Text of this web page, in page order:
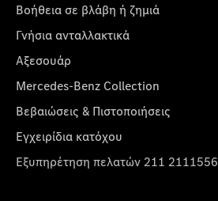
Βοήθεια σε βλάβη ή ζημιά
Γνήσια ανταλλακτικά
Αξεσουάρ
Mercedes-Benz Collection
Βεβαιώσεις & Πιστοποιήσεις
Εγχειρίδια κατόχου
Εξυπηρέτηση πελατών 211 2111556